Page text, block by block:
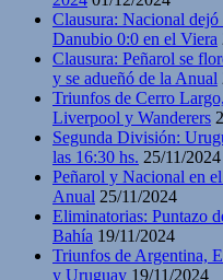
Clausura: Nacional
Danubio 0:0 en el Viera
Clausura: Peñarol se
y se adueñó de la Anual
Triunfos de Cerro
Liverpool y Wanderers
Segunda División:
las 16:30 hs. 25/11/2024
Peñarol y Nacional en
Anual 25/11/2024
Eliminatorias: Puntazo
Bahía 19/11/2024
Triunfos de Argentina,
y Uruguay 19/11/2024